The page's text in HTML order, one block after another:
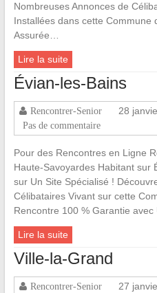
Nombreuses Annonces de
Installées dans cette Commune
Assurée…
Lire la suite
Évian-les-Bains
Rencontrer-Senior 28
Pas de commentaire
Pour des Rencontres en Ligne
Haute-Savoyardes Habitant sur
sur Un Site Spécialisé !
Célibataires Vivant sur cette
Rencontre 100 % Garantie
Lire la suite
Ville-la-Grand
Rencontrer-Senior 27